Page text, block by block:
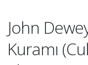
John
Kuramı